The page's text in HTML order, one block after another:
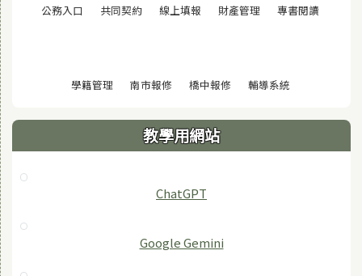
公務入口 (另開視窗)
共同契約(另開視窗)
線上填報 (另開視窗)
財產管理 (另開視窗)
專書閱讀
學籍管理(另開視窗)
南市報修(另開視窗)
橋中報修(另開視窗)
輔導系統(另開視窗)
教學用網站
ChatGPT
‎Google Gemini